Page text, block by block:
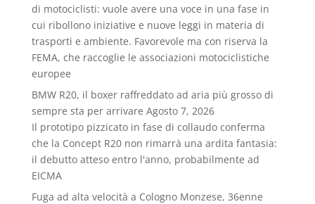
di motociclisti: vuole avere una voce in una fase in
cui ribollono iniziative e nuove leggi in materia di
trasporti e ambiente. Favorevole ma con riserva la
FEMA, che raccoglie le associazioni motociclistiche
europee
BMW R20, il boxer raffreddato ad aria più grosso di
sempre sta per arrivare Agosto 7, 2026
Il prototipo pizzicato in fase di collaudo conferma
che la Concept R20 non rimarrà una ardita fantasia:
il debutto atteso entro l'anno, probabilmente ad
EICMA
Fuga ad alta velocità a Cologno Monzese, 36enne